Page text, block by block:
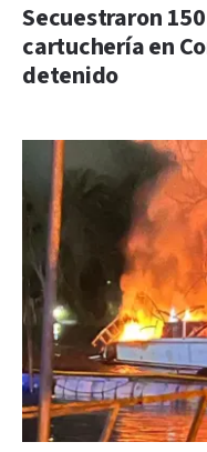
Secuestraron
cartuchería en
detenido